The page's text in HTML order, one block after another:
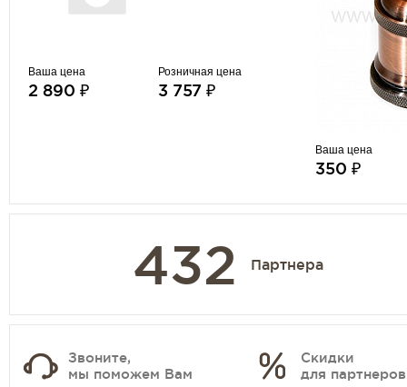
Ваша цена
2 890 ₽
Розничная цена
3 757 ₽
Ваша цена
350 ₽
432 Партнера
Звоните,
мы поможем Вам
Скидки
для партнеров